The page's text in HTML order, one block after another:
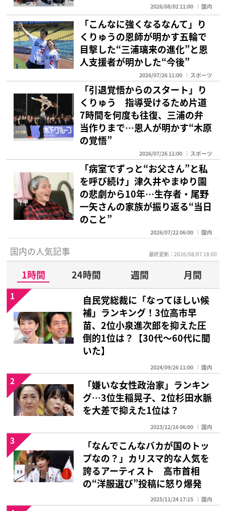
2026/08/02 11:00 国内
「こんなに強くなるなんて」り
くりゅうの恩師が明かす五輪で
目撃した“三浦璃来の進化”と恩
人支援者が明かした“今後”
2026/07/26 11:00 スポーツ
「引退覚悟からのスタート」り
くりゅう 指導受けるため片道
7時間を何度も往復、三浦の弁
当作りまで…恩人が明かす“木原
の覚悟”
2026/07/26 11:00 スポーツ
「病室でずっと“お父さん”と私
を呼び続け」津久井やまゆり園
の悲劇から10年…生存者・尾野
一矢さんの家族が振り返る“当日
のこと”
2026/07/22 06:00 国内
国内の人気記事 最終更新：2026/08/07 18:00
1時間 24時間 週間
月間
自民党総裁に「なってほしい候
補」ランキング！3位高市早
苗、2位小泉進次郎を抑えた圧
倒的1位は？【30代〜60代に聞
いた】
2024/09/26 11:00 国内
1
「嫌いな女性政治家」ランキン
グ…3位生稲晃子、2位杉田水脈
を大差で抑えた1位は？
2023/12/16 06:00 国内
2
「なんでこんなバカが国のトッ
プなの？」カリスマ的な人気を
誇るアーティスト 高市首相
の“洋服選び”投稿に怒り爆発
2025/11/24 17:15 国内
3